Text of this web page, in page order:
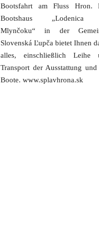
Bootsfahrt am Fluss Hron.
Bootshaus „Lodenica
Mlynčoku“ in der
Slovenská Ľupča bietet Ihnen
alles, einschließlich Leihe
Transport der Ausstattung und
Boote. www.splavhrona.sk